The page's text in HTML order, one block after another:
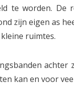
te worden.
zijn eigen as
ruimtes.
kan en voor